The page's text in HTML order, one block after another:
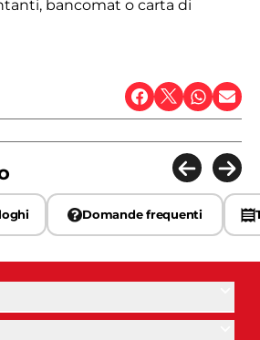
bancomat o carta di
Domande frequenti